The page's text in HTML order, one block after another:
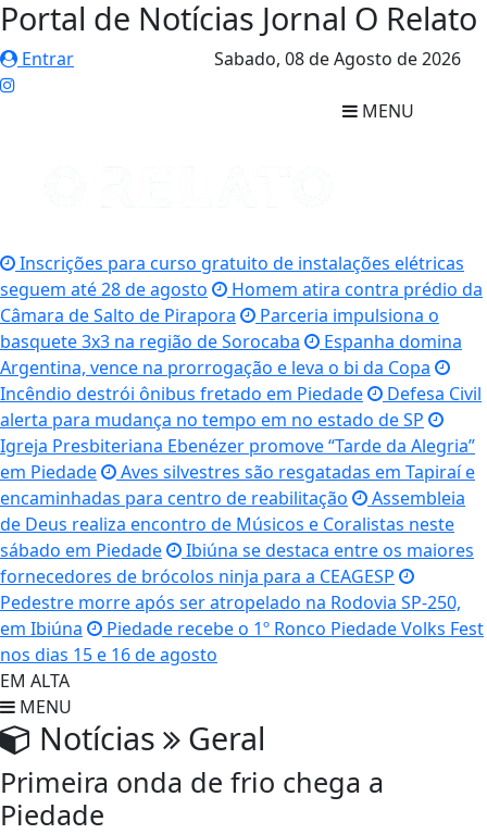
Portal de Notícias Jornal O Relato
Entrar Sabado, 08 de Agosto de 2026
MENU
Inscrições para curso gratuito de instalações elétricas
seguem até 28 de agosto
Homem atira contra prédio da
Câmara de Salto de Pirapora
Parceria impulsiona o
basquete 3x3 na região de Sorocaba
Espanha domina
Argentina, vence na prorrogação e leva o bi da Copa
Incêndio destrói ônibus fretado em Piedade
Defesa Civil
alerta para mudança no tempo em no estado de SP
Igreja Presbiteriana Ebenézer promove “Tarde da Alegria”
em Piedade
Aves silvestres são resgatadas em Tapiraí e
encaminhadas para centro de reabilitação
Assembleia
de Deus realiza encontro de Músicos e Coralistas neste
sábado em Piedade
Ibiúna se destaca entre os maiores
fornecedores de brócolos ninja para a CEAGESP
Pedestre morre após ser atropelado na Rodovia SP-250,
em Ibiúna
Piedade recebe o 1º Ronco Piedade Volks Fest
nos dias 15 e 16 de agosto
EM ALTA
MENU
Notícias Geral
Primeira onda de frio chega a
Piedade